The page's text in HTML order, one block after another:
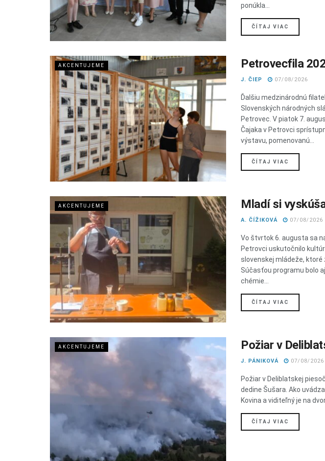
ponúkla...
ČÍTAJ VIAC
AKCENTUJEME Petrovecfila
J. ČIEP 07/08/2026
Ďalšiu medzinárodnú
Slovenských národných
Petrovec. V piatok 7.
Čajaka v Petrovci
výstavu, pomenovanú...
ČÍTAJ VIAC
AKCENTUJEME Mladí si
A. ČÍŽIKOVÁ 07/08/2026
Vo štvrtok 6. augusta sa
Petrovci uskutočnilo
slovenskej mládeže, ktoré
Súčasťou programu bolo
chémie...
ČÍTAJ VIAC
AKCENTUJEME Požiar v
J. PÁNIKOVÁ 07/08/2026
Požiar v Deliblatskej
dedine Šušara. Ako
Kovina a viditeľný je na
ČÍTAJ VIAC